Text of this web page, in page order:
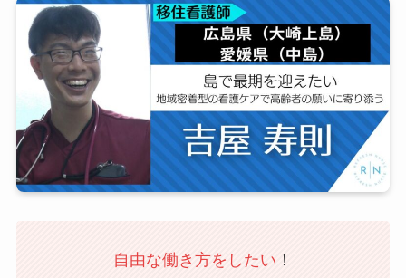
自由な働き方をしたい ！